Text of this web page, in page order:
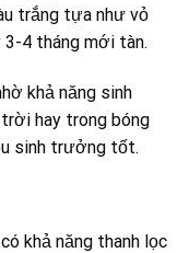
trắng tựa như vỏ
4 tháng mới tàn.
khả năng sinh
hay trong bóng
sinh trưởng tốt.
khả năng thanh lọc